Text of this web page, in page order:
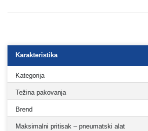
Karakteristika
Kategorija
Težina pakovanja
Brend
Maksimalni pritisak – pneumatski alat